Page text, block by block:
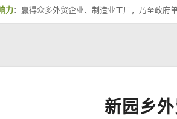
力：赢得众多外贸企业、制造业工厂，乃至政府
新园乡